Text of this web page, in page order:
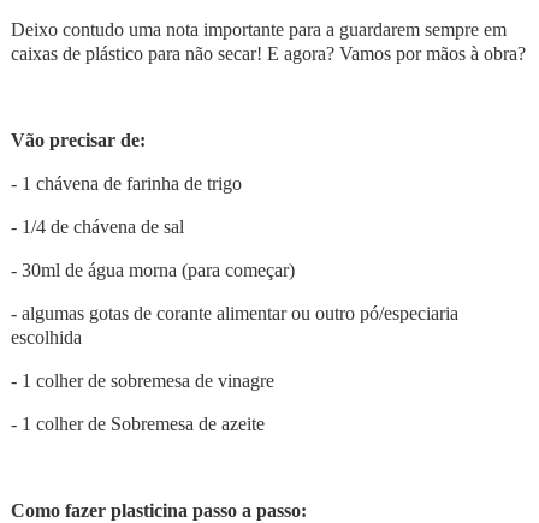
Deixo contudo uma nota importante para a guardarem sempre em
caixas de plástico para não secar! E agora? Vamos por mãos à obra?
Vão precisar de:
- 1 chávena de farinha de trigo
- 1/4 de chávena de sal
- 30ml de água morna (para começar)
- algumas gotas de corante alimentar ou outro pó/especiaria
escolhida
- 1 colher de sobremesa de vinagre
- 1 colher de Sobremesa de azeite
Como fazer plasticina passo a passo: